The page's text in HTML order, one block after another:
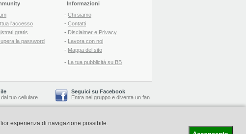
l'accesso
gratis
la password
Informazioni
- Chi siamo
- Contatti
- Disclaimer e Privacy
- Lavora con noi
- Mappa del sito
- La tua pubblicità su BB
tuo cellulare
Seguici su Facebook
Entra nel gruppo e diventa un fan
www.qnt.it-Booking Blog™ -Il blog del Web Marketing Turistico
esperienza di navigazione possibile.